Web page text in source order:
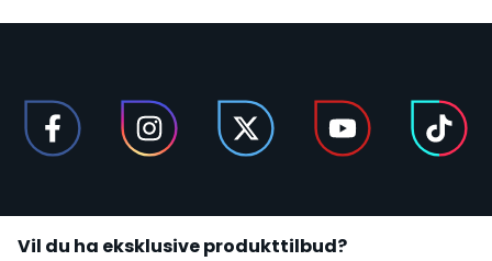
Vil du ha eksklusive produkttilbud?